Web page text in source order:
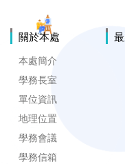
關於本處
本處簡介
學務長室
單位資訊
地理位置
學務會議
學務信箱